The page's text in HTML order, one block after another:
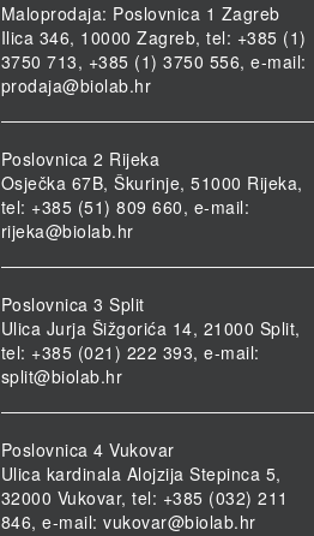
Maloprodaja: Poslovnica 1 Zagreb
Ilica 346, 10000 Zagreb, tel: +385 (1)
3750 713, +385 (1) 3750 556, e-mail:
prodaja@biolab.hr
Poslovnica 2 Rijeka
Osječka 67B, Škurinje, 51000 Rijeka,
tel: +385 (51) 809 660, e-mail:
rijeka@biolab.hr
Poslovnica 3 Split
Ulica Jurja Šižgorića 14, 21000 Split,
tel: +385 (021) 222 393, e-mail:
split@biolab.hr
Poslovnica 4 Vukovar
Ulica kardinala Alojzija Stepinca 5,
32000 Vukovar, tel: +385 (032) 211
846, e-mail: vukovar@biolab.hr